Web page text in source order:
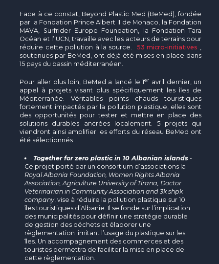
Face à ce constat, Beyond Plastic Med (BeMed), fondée
par la Fondation Prince Albert II de Monaco, la Fondation
MAVA, Surfrider Europe Foundation, la Fondation Tara
Océan et l ’IUCN, travaille avec les acteurs de terrains pour
réduire cette pollution à la source.
53 micro-initiatives
soutenues par BeMed, ont déjà été mises en place dans
15 pays du bassin méditerranéen.
Pour aller plus loin, BeMed a lancé le 1er avril dernier, un
appel à projets visant plus spécifiquement les îles de
Méditerranée. Véritables points chauds touristiques
fortement impactés par la pollution plastique, elles sont
des opportunités pour tester et mettre en place des
solutions durables ancrées localement. 5 projets qui
viendront ainsi amplifier les efforts du réseau BeMed ont
été sélectionnés :
Together for zero plastic in 10 Albanian islands-
Ce projet porté par un consortium d’associations la
Royal Albania Foundation, Women Rights Albania
Association, Agriculture University of Tirana, Doctor
Veterinarian in Community Association and 3k shpk
company, vise à réduire la pollution plastique sur 10
îles touristiques d’Albanie. Il se fonde sur l’implication
des municipalités pour définir une stratégie durable
de gestion des déchets et élaborer une
règlementation limitant l’usage du plastique sur les
îles. Un accompagnement des commerces et des
touristes permettra de faciliter la mise en place de
cette règlementation.